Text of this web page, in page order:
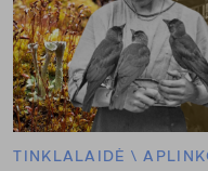
TINKLALAIDĖ \